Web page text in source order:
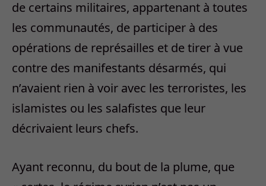
de certains militaires, appartenant à toutes
les communautés, de participer à des
opérations de représailles et de tirer à vue
contre des manifestants désarmés, qui
n’avaient rien à voir avec les terroristes, les
islamistes ou les salafistes que leur
décrivaient leurs chefs.
Ayant reconnu, du bout de la plume, que